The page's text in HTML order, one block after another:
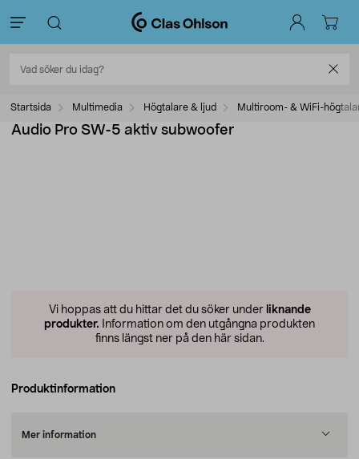
Startsida Multimedia Högtalare & ljud Multiroom- & WiFi-
Audio Pro SW-5 aktiv subwoofer
Vi hoppas att du hittar det du söker under liknande
produkter. Information om den utgångna produkten
finns längst ner på den här sidan.
Produktinformation
Mer information